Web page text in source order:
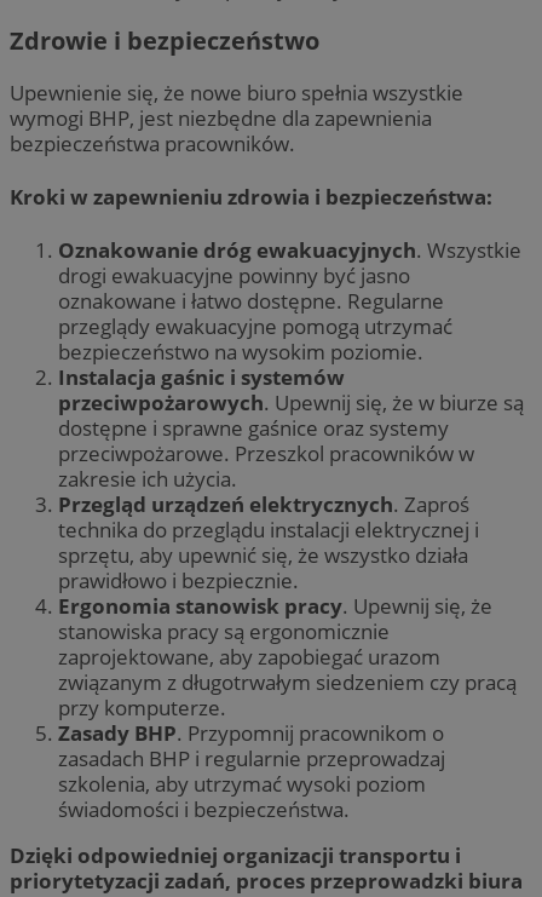
Zdrowie i bezpieczeństwo
Upewnienie się, że nowe biuro spełnia wszystkie
wymogi BHP, jest niezbędne dla zapewnienia
bezpieczeństwa pracowników.
Kroki w zapewnieniu zdrowia i bezpieczeństwa:
Oznakowanie dróg ewakuacyjnych. Wszystkie
drogi ewakuacyjne powinny być jasno
oznakowane i łatwo dostępne. Regularne
przeglądy ewakuacyjne pomogą utrzymać
bezpieczeństwo na wysokim poziomie.
Instalacja gaśnic i systemów
przeciwpożarowych. Upewnij się, że w biurze są
dostępne i sprawne gaśnice oraz systemy
przeciwpożarowe. Przeszkol pracowników w
zakresie ich użycia.
Przegląd urządzeń elektrycznych. Zaproś
technika do przeglądu instalacji elektrycznej i
sprzętu, aby upewnić się, że wszystko działa
prawidłowo i bezpiecznie.
Ergonomia stanowisk pracy. Upewnij się, że
stanowiska pracy są ergonomicznie
zaprojektowane, aby zapobiegać urazom
związanym z długotrwałym siedzeniem czy pracą
przy komputerze.
Zasady BHP. Przypomnij pracownikom o
zasadach BHP i regularnie przeprowadzaj
szkolenia, aby utrzymać wysoki poziom
świadomości i bezpieczeństwa.
Dzięki odpowiedniej organizacji transportu i
priorytetyzacji zadań, proces przeprowadzki biura